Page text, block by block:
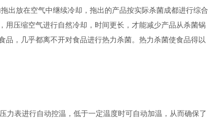
出放在空气中继续冷却，拖出的产品按实际杀菌成都进行综合
压缩空气进行自然冷却，时间更长，才能减少产品从杀菌锅
，几乎都离不开对食品进行热力杀菌。热力杀菌使食品得以
表进行自动控温，低于一定温度时可自动加温，从而确保了